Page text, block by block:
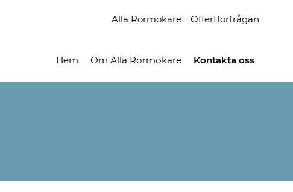
Alla Rörmokare Offertförfrågan
Hem Om Alla Rörmokare Kontakta oss